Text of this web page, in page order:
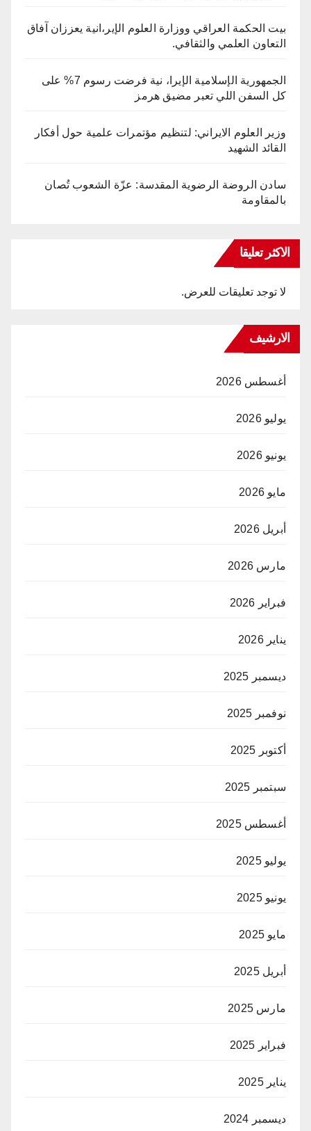
بيت الحكمة العراقي ووزارة العلوم الإير،انية يعززان آفاق
التعاون العلمي والثقافي.
الجمهورية الإسلامية الإيرا، نية فرضت رسوم 7% على
كل السفن اللي تعبر مضيق هرمز
وزير العلوم الايراني: لتنظيم مؤتمرات علمية حول أفكار
القائد الشهيد
سادن الروضة الرضوية المقدسة: عزّة الشعوب تُصان
بالمقاومة
الاكثر تعليقا
لا توجد تعليقات للعرض.
الارشيف
أغسطس 2026
يوليو 2026
يونيو 2026
مايو 2026
أبريل 2026
مارس 2026
فبراير 2026
يناير 2026
ديسمبر 2025
نوفمبر 2025
أكتوبر 2025
سبتمبر 2025
أغسطس 2025
يوليو 2025
يونيو 2025
مايو 2025
أبريل 2025
مارس 2025
فبراير 2025
يناير 2025
ديسمبر 2024